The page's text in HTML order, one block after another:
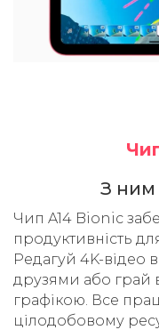
З ним
Чип A14 Bionic
продуктивність
Редагуй 4K-відео
друзями або грай
графікою. Все
цілодобовому